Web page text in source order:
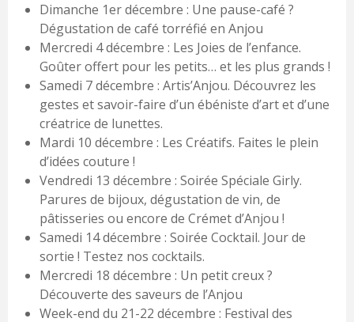
Dimanche 1er décembre : Une pause-café ?
Dégustation de café torréfié en Anjou
Mercredi 4 décembre : Les Joies de l’enfance.
Goûter offert pour les petits… et les plus grands !
Samedi 7 décembre : Artis’Anjou. Découvrez les
gestes et savoir-faire d’un ébéniste d’art et d’une
créatrice de lunettes.
Mardi 10 décembre : Les Créatifs. Faites le plein
d’idées couture !
Vendredi 13 décembre : Soirée Spéciale Girly.
Parures de bijoux, dégustation de vin, de
pâtisseries ou encore de Crémet d’Anjou !
Samedi 14 décembre : Soirée Cocktail. Jour de
sortie ! Testez nos cocktails.
Mercredi 18 décembre : Un petit creux ?
Découverte des saveurs de l’Anjou
Week-end du 21-22 décembre : Festival des